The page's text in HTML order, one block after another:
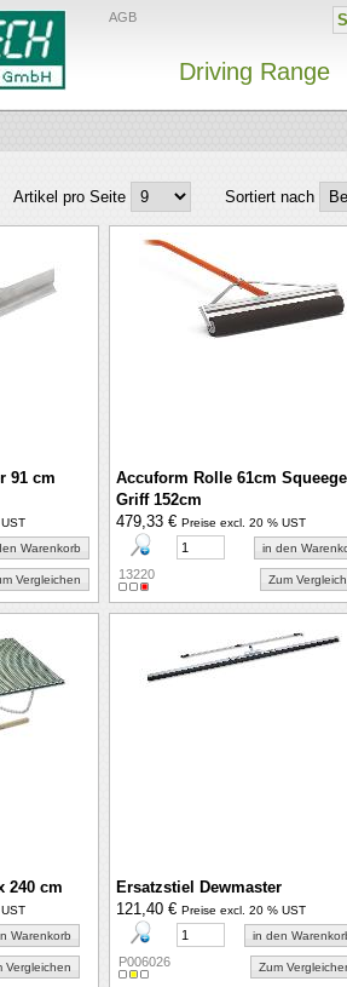
AGB
Driving Range
Artikel pro Seite Sortiert nach
91 cm
Warenkorb
Vergleichen
Accuform Rolle 61cm
Griff 152cm
479,33 € Preise excl. 20 % UST
in den
13220 Zum
240 cm
Warenkorb
Vergleichen
Ersatzstiel Dewmaster
121,40 € Preise excl. 20 % UST
in den
P006026 Zum